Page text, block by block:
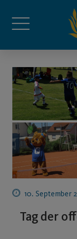
10. September
Tag der